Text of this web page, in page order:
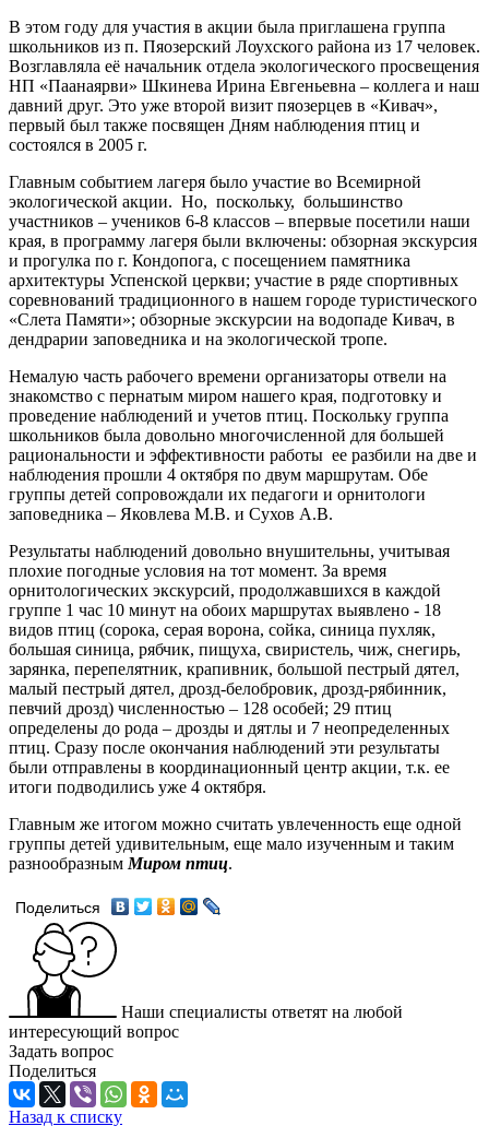
В этом году для участия в акции была приглашена группа
школьников из п. Пяозерский Лоухского района из 17 человек.
Возглавляла её начальник отдела экологического просвещения
НП «Паанаярви» Шкинева Ирина Евгеньевна – коллега и наш
давний друг. Это уже второй визит пяозерцев в «Кивач»,
первый был также посвящен Дням наблюдения птиц и
состоялся в 2005 г.
Главным событием лагеря было участие во Всемирной
экологической акции. Но, поскольку, большинство
участников – учеников 6-8 классов – впервые посетили наши
края, в программу лагеря были включены: обзорная экскурсия
и прогулка по г. Кондопога, с посещением памятника
архитектуры Успенской церкви; участие в ряде спортивных
соревнований традиционного в нашем городе туристического
«Слета Памяти»; обзорные экскурсии на водопаде Кивач, в
дендрарии заповедника и на экологической тропе.
Немалую часть рабочего времени организаторы отвели на
знакомство с пернатым миром нашего края, подготовку и
проведение наблюдений и учетов птиц. Поскольку группа
школьников была довольно многочисленной для большей
рациональности и эффективности работы ее разбили на две и
наблюдения прошли 4 октября по двум маршрутам. Обе
группы детей сопровождали их педагоги и орнитологи
заповедника – Яковлева М.В. и Сухов А.В.
Результаты наблюдений довольно внушительны, учитывая
плохие погодные условия на тот момент. За время
орнитологических экскурсий, продолжавшихся в каждой
группе 1 час 10 минут на обоих маршрутах выявлено - 18
видов птиц (сорока, серая ворона, сойка, синица пухляк,
большая синица, рябчик, пищуха, свиристель, чиж, снегирь,
зарянка, перепелятник, крапивник, большой пестрый дятел,
малый пестрый дятел, дрозд-белобровик, дрозд-рябинник,
певчий дрозд) численностью – 128 особей; 29 птиц
определены до рода – дрозды и дятлы и 7 неопределенных
птиц. Сразу после окончания наблюдений эти результаты
были отправлены в координационный центр акции, т.к. ее
итоги подводились уже 4 октября.
Главным же итогом можно считать увлеченность еще одной
группы детей удивительным, еще мало изученным и таким
разнообразным Миром птиц.
Поделиться
Наши специалисты ответят на любой
интересующий вопрос
Задать вопрос
Поделиться
Назад к списку